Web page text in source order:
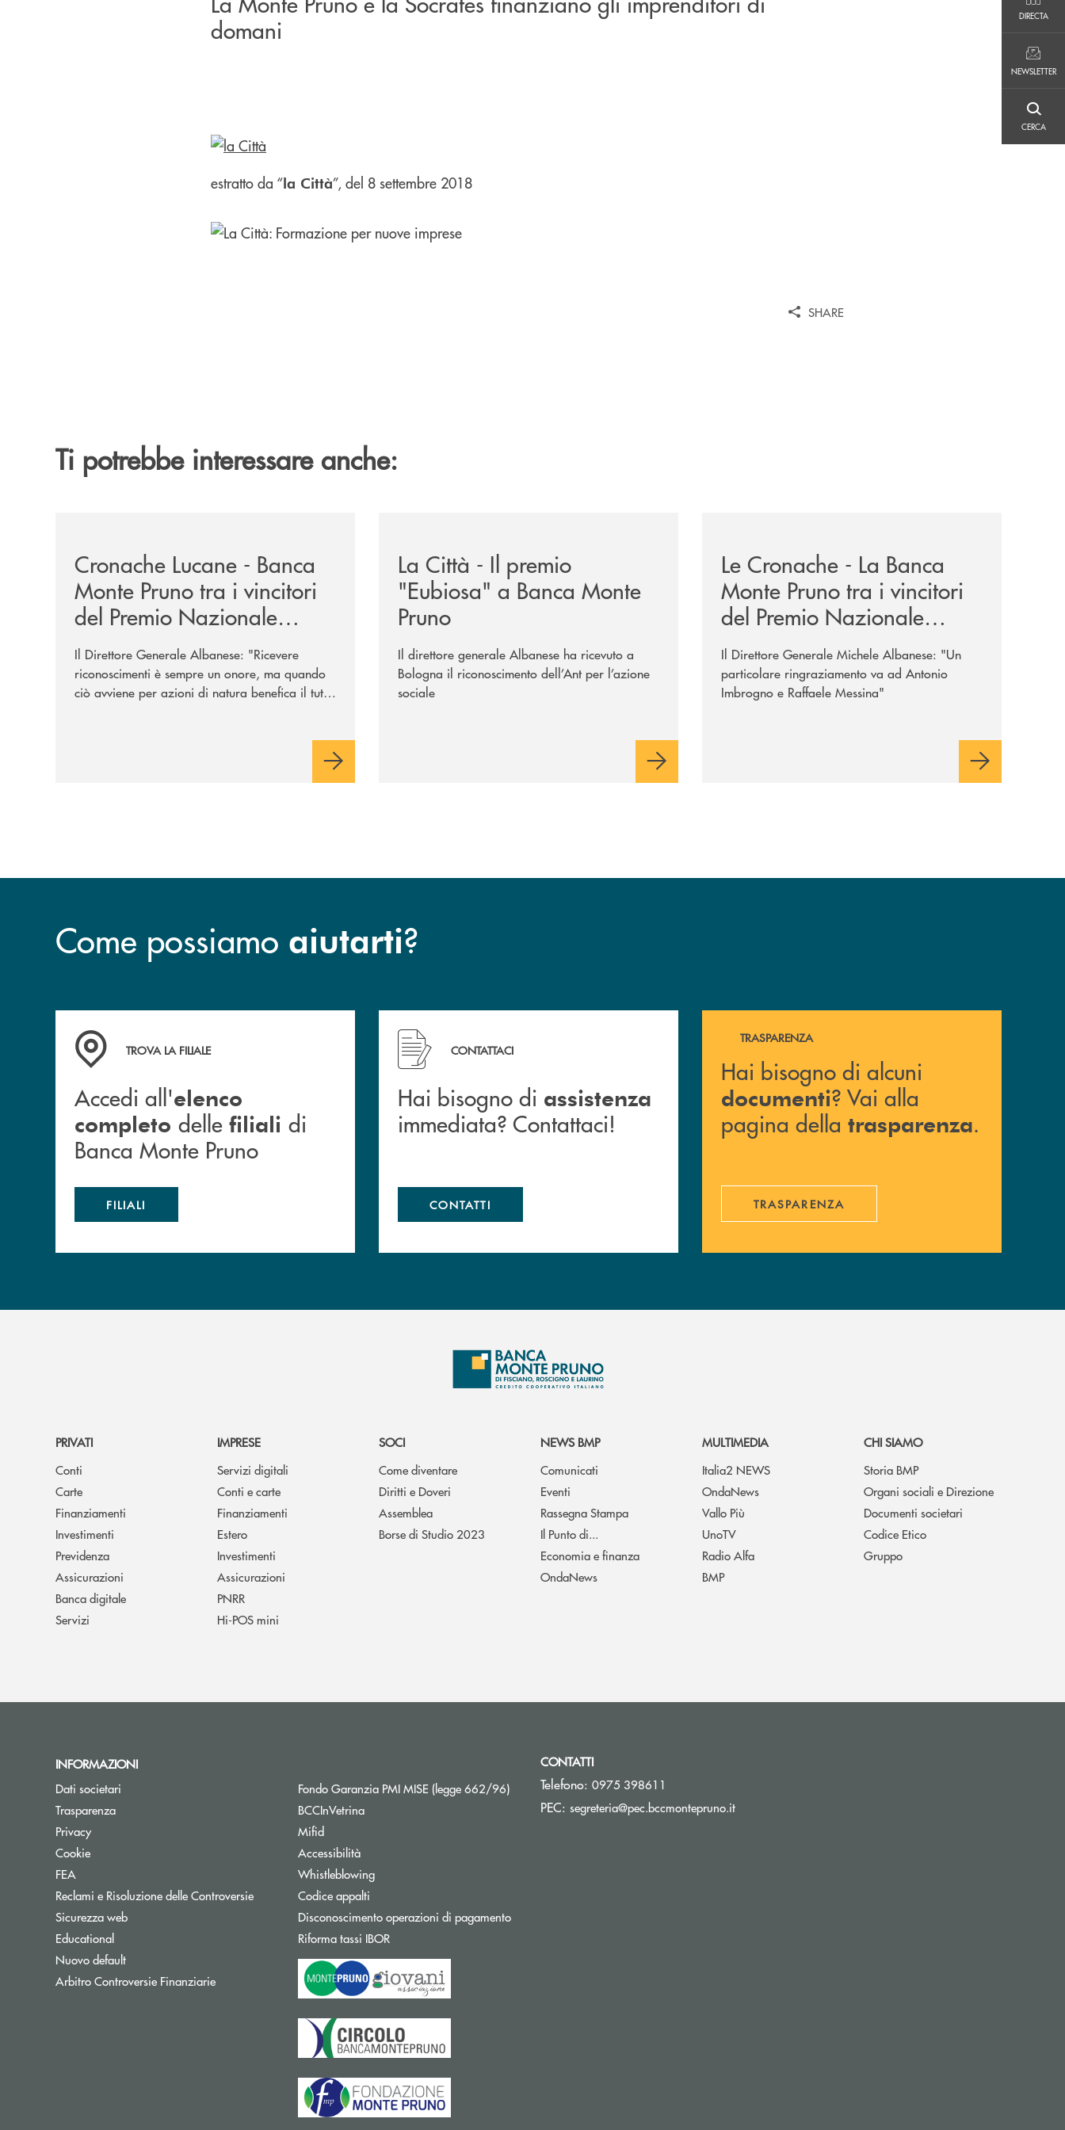
DIRECTA
NEWSLETTER
CERCA
domani
estratto da “la Città”, del 8 settembre 2018
SHARE
Ti potrebbe interessare anche:
Cronache Lucane - Banca
Monte Pruno tra i vincitori
del Premio Nazionale
Eubiosa Ant
Il Direttore Generale Albanese: "Ricevere
riconoscimenti è sempre un onore, ma quando
ciò avviene per azioni di natura benefica il tutto
La Città - Il premio
"Eubiosa" a Banca Monte
Pruno
Il direttore generale Albanese ha ricevuto a
Bologna il riconoscimento dell’Ant per l’azione
sociale
Le Cronache - La Banca
Monte Pruno tra i vincitori
del Premio Nazionale
Eubiosa di ANT Italia
Il Direttore Generale Michele Albanese: "Un
particolare ringraziamento va ad Antonio
Imbrogno e Raffaele Messina"
Come possiamo aiutarti?
Accedi all' elenco completo&nbsp; delle&nbsp; filiali&nbsp; di Banca Monte Pruno
TROVA LA FILIALE
Accedi all'elenco
completo delle filiali di
Banca Monte Pruno
FILIALI
Hai bisogno di assistenza immediata? Contattaci!
CONTATTACI
Hai bisogno di assistenza
immediata? Contattaci!
CONTATTI
Hai bisogno di alcuni documenti ? Vai alla pagina della
TRASPARENZA
Hai bisogno di alcuni
documenti? Vai alla
pagina della trasparenza.
TRASPARENZA
PRIVATI
Conti
Carte
Finanziamenti
Investimenti
Previdenza
Assicurazioni
Banca digitale
Servizi
IMPRESE
Servizi digitali
Conti e carte
Finanziamenti
Estero
Investimenti
Assicurazioni
PNRR
Hi-POS mini
SOCI
Come diventare
Diritti e Doveri
Assemblea
Borse di Studio 2023
NEWS BMP
Comunicati
Eventi
Rassegna Stampa
Il Punto di...
Economia e finanza
OndaNews
MULTIMEDIA
Italia2 NEWS
OndaNews
Vallo Più
UnoTV
Radio Alfa
BMP
CHI SIAMO
Storia BMP
Organi sociali e Direzione
Documenti societari
Codice Etico
Gruppo
INFORMAZIONI
Dati societari
Trasparenza
Privacy
Cookie
FEA
Reclami e Risoluzione delle Controversie
Sicurezza web
Educational
Nuovo default
Arbitro Controversie FinanziarieApre una nuova finestra
Fondo Garanzia PMI MISE (legge 662/96)Apre una nuova finestra
BCCInVetrina
Mifid
Accessibilità
Whistleblowing
Codice appalti
Disconoscimento operazioni di pagamento
Riforma tassi IBORApre una nuova finestra
CONTATTI
Telefono: 0975 398611
PEC: segreteria@pec.bccmontepruno.it(si apre l’app di posta elettronica)